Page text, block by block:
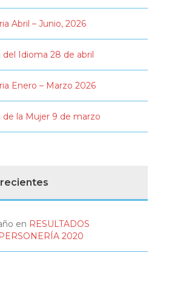
Abril – Junio, 2026
del Idioma 28 de abril
Enero – Marzo 2026
de la Mujer 9 de marzo
en RESULTADOS
2020